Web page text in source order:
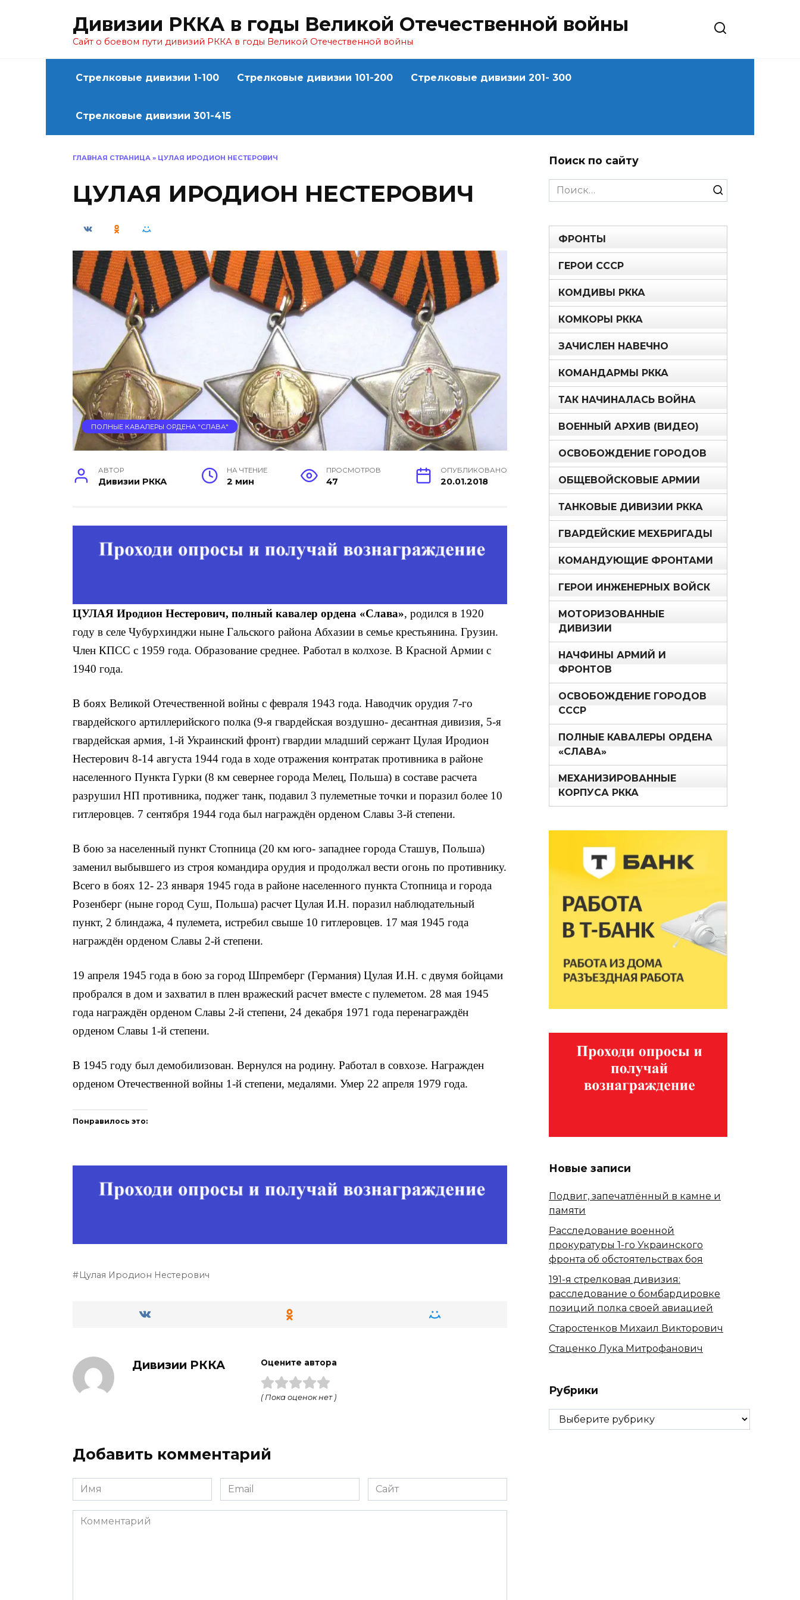
Дивизии РККА в годы Великой Отечественной войны
Сайт о боевом пути дивизий РККА в годы Великой Отечественной войны
Стрелковые дивизии 1-100 Стрелковые дивизии 101-200 Стрелковые дивизии 201- 300
Стрелковые дивизии 301-415
ГЛАВНАЯ СТРАНИЦА » ЦУЛАЯ ИРОДИОН НЕСТЕРОВИЧ
ЦУЛАЯ ИРОДИОН НЕСТЕРОВИЧ
ПОЛНЫЕ КАВАЛЕРЫ ОРДЕНА "СЛАВА"
АВТОР
Дивизии РККА
НА ЧТЕНИЕ
2 мин
ПРОСМОТРОВ
47
ОПУБЛИКОВАНО
20.01.2018
ЦУЛАЯ Иродион Нестерович, полный кавалер ордена «Слава», родился в 1920
году в селе Чубурхинджи ныне Гальского района Абхазии в семье крестья­нина. Грузин.
Член КПСС с 1959 года. Образование среднее. Работал в кол­хозе. В Красной Армии с
1940 года.
В боях Великой Отечественной войны с февраля 1943 года. Наводчик орудия 7-го
гвардейского артиллерийского полка (9-я гвардейская воздушно- десантная дивизия, 5-я
гвардейская армия, 1-й Украинский фронт) гвардии младший сер­жант Цулая Иродион
Нестерович 8-14 августа 1944 года в ходе отражения контратак противника в районе
населенного Пункта Гурки (8 км севернее города Мелец, Польша) в составе расчета
разрушил НП противника, поджег танк, подавил 3 пулеметные точки и поразил более 10
гитлеров­цев. 7 сентября 1944 года был награждён орденом Славы 3-й степени.
В бою за населенный пункт Стопница (20 км юго- западнее города Сташув, Польша)
заме­нил выбывшего из строя командира ору­дия и продолжал вести огонь по противнику.
Всего в боях 12- 23 января 1945 года в районе населенного пункта Стопница и города
Розенберг (ныне город Суш, Польша) рас­чет Цулая И.Н. поразил наблюдательный
пункт, 2 блиндажа, 4 пулемета, истребил свыше 10 гитле­ровцев. 17 мая 1945 года
награждён орденом Славы 2-й степени.
19 апреля 1945 года в бою за город Шпремберг (Германия) Цулая И.Н. с двумя бойцами
пробрался в дом и захватил в плен вражеский расчет вместе с пулеметом. 28 мая 1945
года награждён орденом Славы 2-й степени, 24 декабря 1971 года перенаграждён
орденом Славы 1-й степени.
В 1945 году был демобилизован. Вернулся на родину. Работал в совхозе. Награжден
орденом Отечественной войны 1-й степени, медаля­ми. Умер 22 апреля 1979 года.
Понравилось это:
Цулая Иродион Нестерович
Дивизии РККА Оцените автора
( Пока оценок нет )
Добавить комментарий
Имя Email Сайт
Комментарий
Поиск по сайту
Search
for:
ФРОНТЫ
ГЕРОИ СССР
КОМДИВЫ РККА
КОМКОРЫ РККА
ЗАЧИСЛЕН НАВЕЧНО
КОМАНДАРМЫ РККА
ТАК НАЧИНАЛАСЬ ВОЙНА
ВОЕННЫЙ АРХИВ (ВИДЕО)
ОСВОБОЖДЕНИЕ ГОРОДОВ
ОБЩЕВОЙСКОВЫЕ АРМИИ
ТАНКОВЫЕ ДИВИЗИИ РККА
ГВАРДЕЙСКИЕ МЕХБРИГАДЫ
КОМАНДУЮЩИЕ ФРОНТАМИ
ГЕРОИ ИНЖЕНЕРНЫХ ВОЙСК
МОТОРИЗОВАННЫЕ
ДИВИЗИИ
НАЧФИНЫ АРМИЙ И
ФРОНТОВ
ОСВОБОЖДЕНИЕ ГОРОДОВ
СССР
ПОЛНЫЕ КАВАЛЕРЫ ОРДЕНА
«СЛАВА»
МЕХАНИЗИРОВАННЫЕ
КОРПУСА РККА
Новые записи
Подвиг, запечатлённый в камне и
памяти
Расследование военной
прокуратуры 1-го Украинского
фронта об обстоятельствах боя
191-я стрелковая дивизия:
расследование о бомбардировке
позиций полка своей авиацией
Старостенков Михаил Викторович
Стаценко Лука Митрофанович
Рубрики
Рубрики